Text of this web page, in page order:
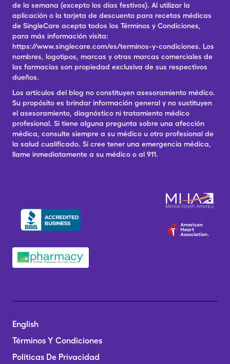
de la semana (excepto los días festivos). Al utilizar la
aplicación o la tarjeta de descuento para recetas médicas
de SingleCare acepta todos los Términos y Condiciones,
para más información visita:
https://www.singlecare.com/es/terminos-y-condiciones. Los
nombres, logotipos, marcas y otras marcas comerciales de
las farmacias son propiedad exclusiva de sus respectivos
dueños.
Los artículos del blog no constituyen asesoramiento médico.
Su propósito es brindar información general y no sustituyen
el asesoramiento, diagnóstico ni tratamiento médico
profesional. Si tiene alguna pregunta sobre una afección
médica, consulte siempre a su médico u otro profesional de
la salud cualificado. Si cree tener una emergencia médica,
llame inmediatamente a su médico o al 911.
English
Términos Y Condiciones
Políticas De Privacidad